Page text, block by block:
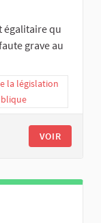
égalitaire qu
grave au
la législation
VOIR